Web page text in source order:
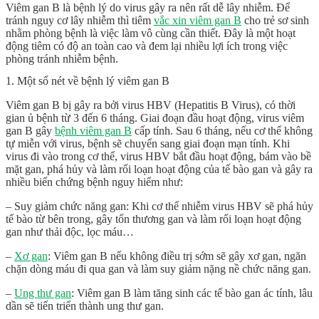
Viêm gan B là bệnh lý do virus gây ra nên rất dễ lây nhiễm. Để
tránh nguy cơ lây nhiễm thì tiêm vắc xin viêm gan B cho trẻ sơ sinh
nhằm phòng bệnh là việc làm vô cùng cần thiết. Đây là một hoạt
động tiêm có độ an toàn cao và đem lại nhiều lợi ích trong việc
phòng tránh nhiễm bệnh.
1. Một số nét về bệnh lý viêm gan B
Viêm gan B bị gây ra bởi virus HBV (Hepatitis B Virus), có thời
gian ủ bệnh từ 3 đến 6 tháng. Giai đoạn đầu hoạt động, virus viêm
gan B gây bệnh viêm gan B cấp tính. Sau 6 tháng, nếu cơ thể không
tự miễn với virus, bệnh sẽ chuyển sang giai đoạn mạn tính. Khi
virus đi vào trong cơ thể, virus HBV bắt đầu hoạt động, bám vào bề
mặt gan, phá hủy và làm rối loạn hoạt động của tế bào gan và gây ra
nhiều biến chứng bệnh nguy hiểm như:
– Suy giảm chức năng gan: Khi cơ thể nhiễm virus HBV sẽ phá hủy
tế bào từ bên trong, gây tổn thương gan và làm rối loạn hoạt động
gan như thải độc, lọc máu…
– Xơ gan: Viêm gan B nếu không điều trị sớm sẽ gây xơ gan, ngăn
chặn dòng máu đi qua gan và làm suy giảm nặng nề chức năng gan.
– Ung thư gan: Viêm gan B làm tăng sinh các tế bào gan ác tính, lâu
dần sẽ tiến triển thành ung thư gan.